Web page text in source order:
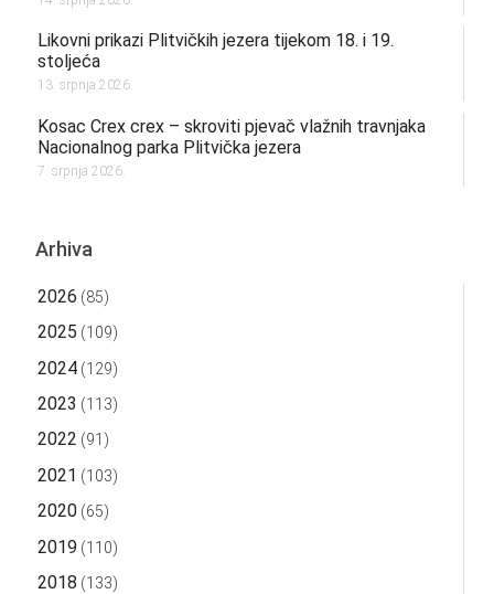
Likovni prikazi Plitvičkih jezera tijekom 18. i 19.
stoljeća
13. srpnja 2026.
Kosac Crex crex – skroviti pjevač vlažnih travnjaka
Nacionalnog parka Plitvička jezera
7. srpnja 2026.
Arhiva
2026 (85)
2025 (109)
2024(129)
2023 (113)
2022 (91)
2021 (103)
2020(65)
2019 (110)
2018 (133)